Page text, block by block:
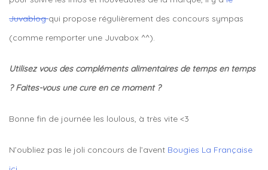
Juvablogqui propose régulièrement des concours sympas
(comme remporter une Juvabox ^^).
Utilisez vous des compléments alimentaires de temps en temps
? Faites-vous une cure en ce moment ?
Bonne fin de journée les loulous, à très vite <3
N’oubliez pas le joli concours de l’avent Bougies La Française